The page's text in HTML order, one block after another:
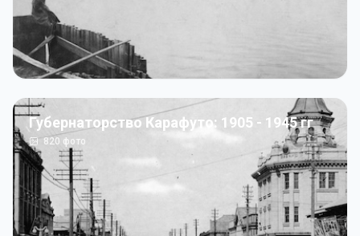
Губернаторство Карафуто: 1905 - 1945 гг
820 фото